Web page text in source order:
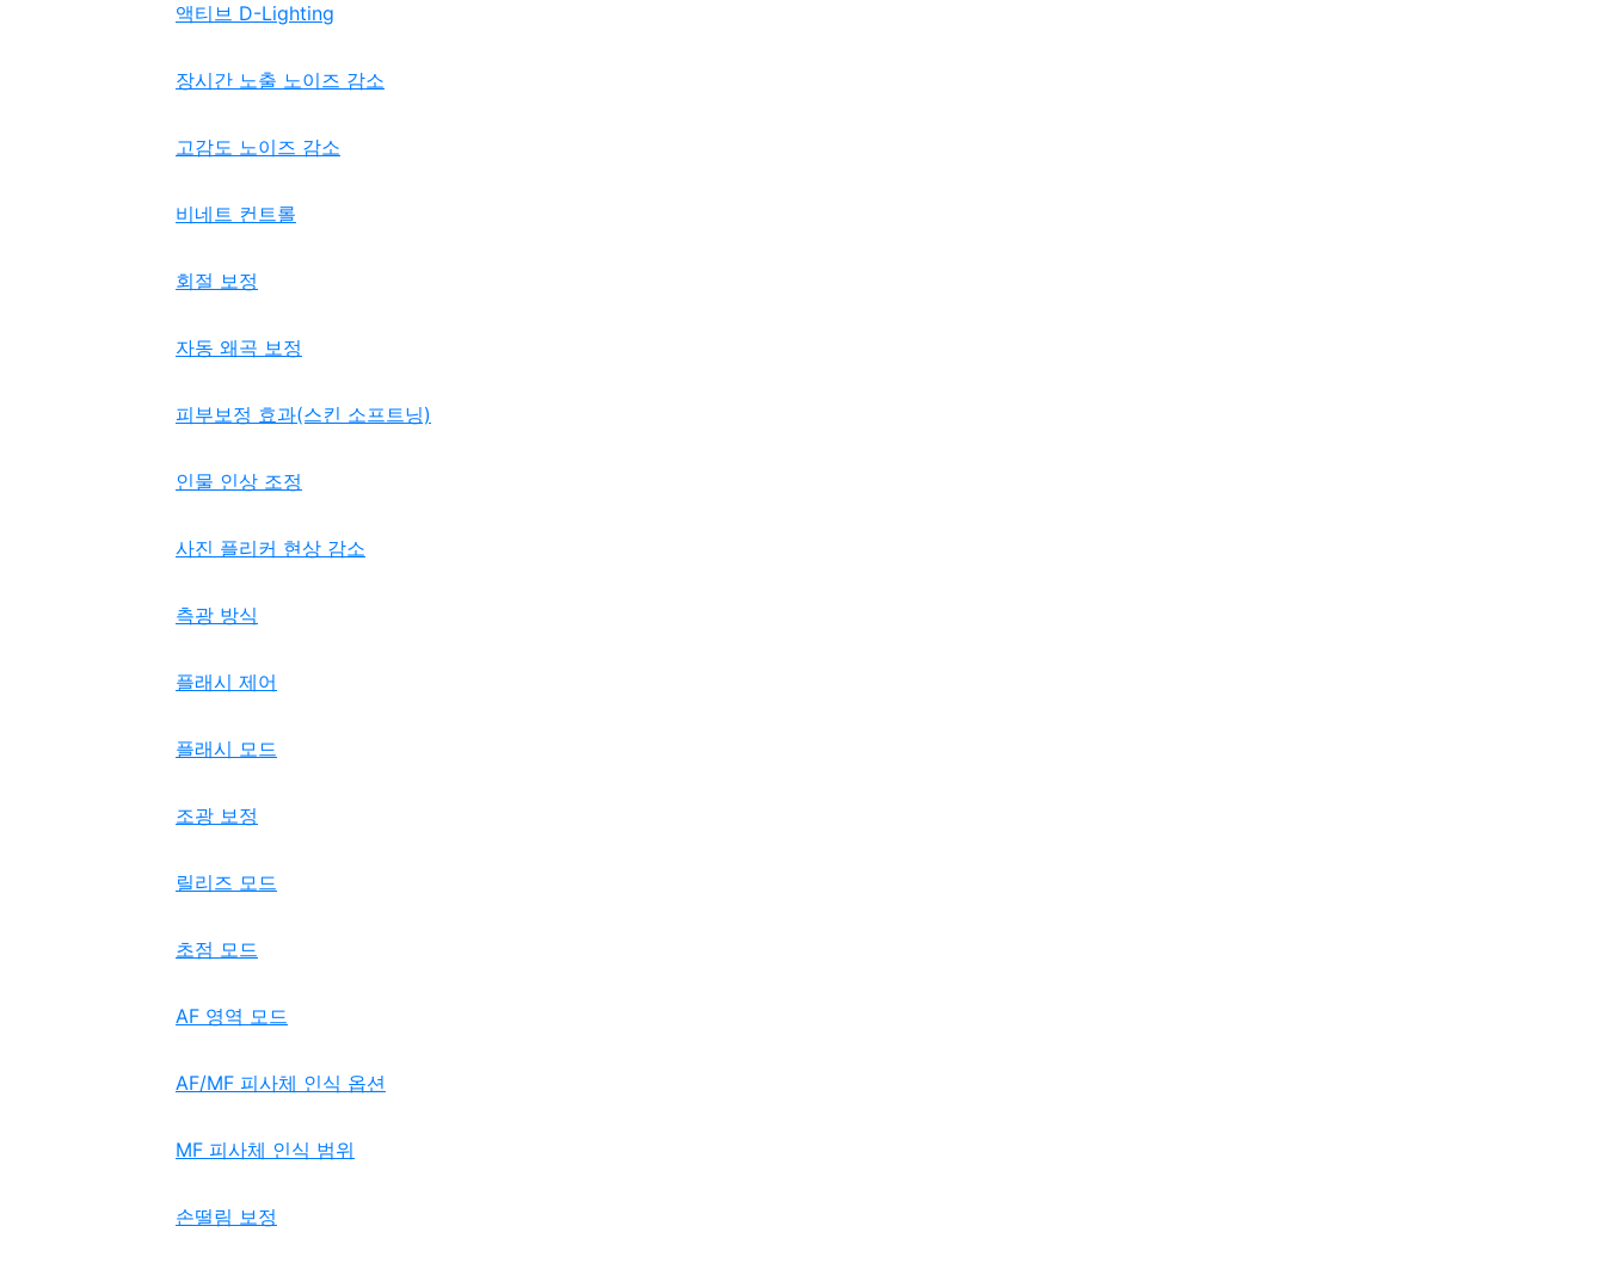
액티브 D-Lighting
장시간 노출 노이즈 감소
고감도 노이즈 감소
비네트 컨트롤
회절 보정
자동 왜곡 보정
피부보정 효과(스킨 소프트닝)
인물 인상 조정
사진 플리커 현상 감소
측광 방식
플래시 제어
플래시 모드
조광 보정
릴리즈 모드
초점 모드
AF 영역 모드
AF/MF 피사체 인식 옵션
MF 피사체 인식 범위
손떨림 보정